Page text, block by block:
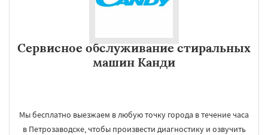
Сервисное обслуживание стиральных
машин Канди
Мы бесплатно выезжаем в любую точку города в течение часа
в Петрозаводске, чтобы произвести диагностику и озвучить